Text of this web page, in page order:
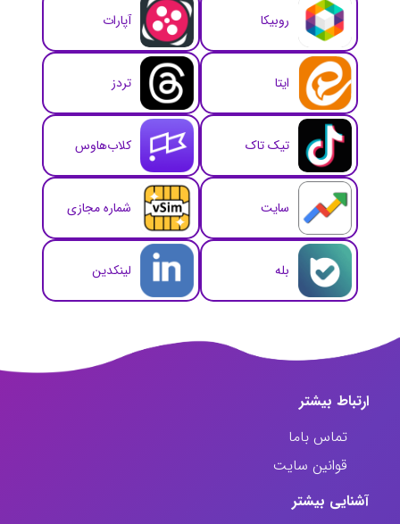
روبیکا آپارات
ایتا تردز
تیک تاک کلاب‌هاوس
سایت شماره مجازی
بله لینکدین
ارتباط‌ بیشتر
تماس باما
قوانین سایت
آشنایی بیشتر